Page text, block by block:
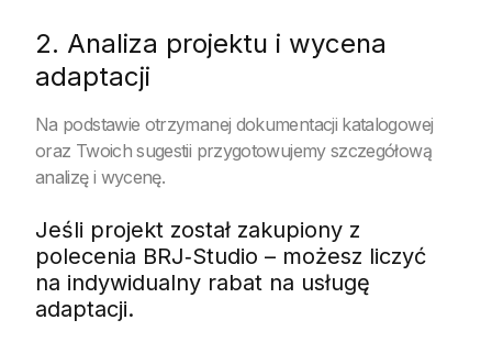
2. Analiza projektu i wycena
adaptacji
Na podstawie otrzymanej dokumentacji katalogowej
oraz Twoich sugestii przygotowujemy szczegółową
analizę i wycenę.
Jeśli projekt został zakupiony z
polecenia BRJ‑Studio – możesz liczyć
na indywidualny rabat na usługę
adaptacji.